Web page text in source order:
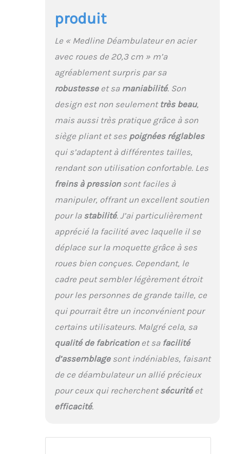
produit
Le « Medline Déambulateur en acier
avec roues de 20,3 cm » m’a
agréablement surpris par sa
robustesseet sa maniabilité. Son
design est non seulement très beau,
mais aussi très pratique grâce à son
siège pliant et ses poignées réglables
qui s’adaptent à différentes tailles,
rendant son utilisation confortable. Les
freins à pressionsont faciles à
manipuler, offrant un excellent soutien
pour la stabilité. J’ai particulièrement
apprécié la facilité avec laquelle il se
déplace sur la moquette grâce à ses
roues bien conçues. Cependant, le
cadre peut sembler légèrement étroit
pour les personnes de grande taille, ce
qui pourrait être un inconvénient pour
certains utilisateurs. Malgré cela, sa
qualité de fabricationet sa facilité
d’assemblagesont indéniables, faisant
de ce déambulateur un allié précieux
pour ceux qui recherchentsécuritéet
efficacité.